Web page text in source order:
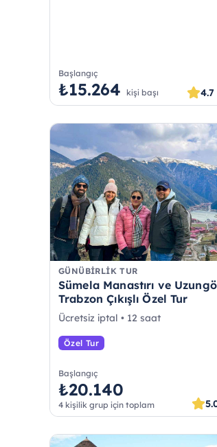
Başlangıç
₺15.264 kişi başı 4.7
GÜNÜBIRLIK TUR
Sümela Manastırı ve
Trabzon Çıkışlı Özel Tur
Ücretsiz iptal • 12 saat
Özel Tur
Başlangıç
₺20.140
4 kişilik grup için toplam